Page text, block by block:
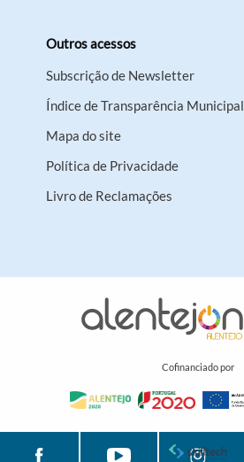
Outros acessos
Subscrição de Newsletter
Índice de Transparência Municipal
Mapa do site
Política de Privacidade
Livro de Reclamações
Cofinanciado por